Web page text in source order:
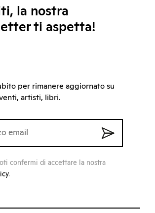
la nostra
ti aspetta!
per rimanere aggiornato su
artisti, libri.
confermi di accettare la nostra
.